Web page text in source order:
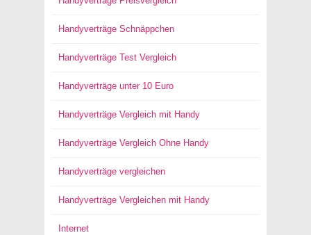
Handyverträge Schnäppchen
Handyverträge Test Vergleich
Handyverträge unter 10 Euro
Handyverträge Vergleich mit Handy
Handyverträge Vergleich Ohne Handy
Handyverträge vergleichen
Handyverträge Vergleichen mit Handy
Internet